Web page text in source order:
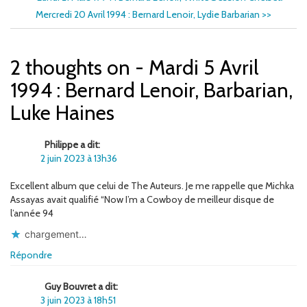
Mercredi 20 Avril 1994 : Bernard Lenoir, Lydie Barbarian >>
2 thoughts on - Mardi 5 Avril
1994 : Bernard Lenoir, Barbarian,
Luke Haines
Philippe a dit:
2 juin 2023 à 13h36
Excellent album que celui de The Auteurs. Je me rappelle que Michka
Assayas avait qualifié “Now I’m a Cowboy de meilleur disque de
l’année 94
chargement…
Répondre
Guy Bouvret a dit:
3 juin 2023 à 18h51